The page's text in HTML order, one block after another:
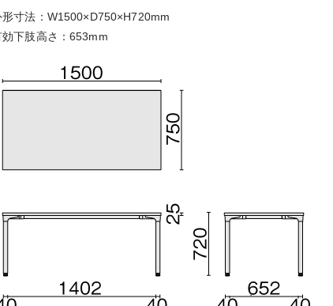
形寸法：W1500×D750×H720mm
効下肢高さ：653mm